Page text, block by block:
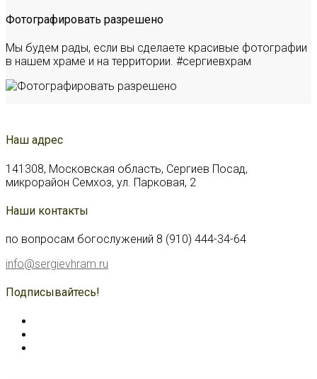
Фотографировать разрешено
Мы будем рады, если вы сделаете красивые фотографии
в нашем храме и на территории. #сергиевхрам
Наш адрес
141308, Московская область, Сергиев Посад,
микрорайон Семхоз, ул. Парковая, 2
Наши контакты
по вопросам богослужений 8 (910) 444-34-64
info@sergievhram.ru
Подписывайтесь!